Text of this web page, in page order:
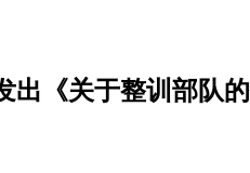
《关于整训部队的